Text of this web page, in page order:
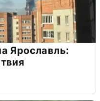
Ярославль: